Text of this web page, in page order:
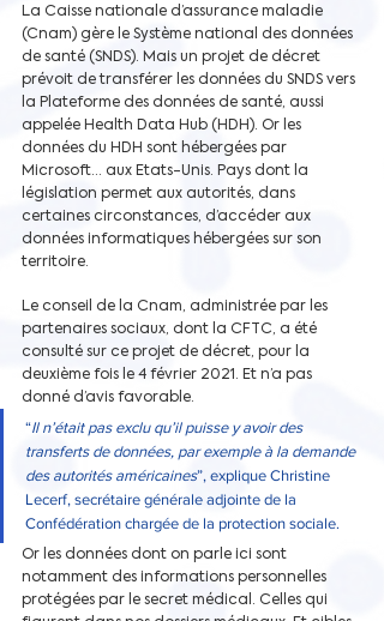
La Caisse nationale d’assurance maladie
(Cnam) gère le Système national des données
de santé (SNDS). Mais un projet de décret
prévoit de transférer les données du SNDS vers
la Plateforme des données de santé, aussi
appelée Health Data Hub (HDH). Or les
données du HDH sont hébergées par
Microsoft… aux Etats-Unis. Pays dont la
législation permet aux autorités, dans
certaines circonstances, d’accéder aux
données informatiques hébergées sur son
territoire.
Le conseil de la Cnam, administrée par les
partenaires sociaux, dont la CFTC, a été
consulté sur ce projet de décret, pour la
deuxième fois le 4 février 2021. Et n’a pas
donné d’avis favorable.
“Il n’était pas exclu qu’il puisse y avoir des
transferts de données, par exemple à la demande
des autorités américaines”, explique Christine
Lecerf, secrétaire générale adjointe de la
Confédération chargée de la protection sociale.
Or les données dont on parle ici sont
notamment des informations personnelles
protégées par le secret médical. Celles qui